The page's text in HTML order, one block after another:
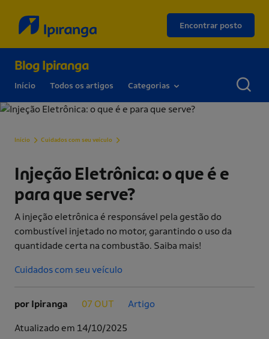
Encontrar posto
Blog Ipiranga
Início Todos os artigos Categorias
Início Cuidados com seu veículo
Injeção Eletrônica: o que é e
para que serve?
A injeção eletrônica é responsável pela gestão do
combustível injetado no motor, garantindo o uso da
quantidade certa na combustão. Saiba mais!
Cuidados com seu veículo
por Ipiranga 07 OUT Artigo
Atualizado em 14/10/2025